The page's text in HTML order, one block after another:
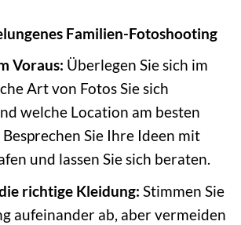
Familien-Fotoshooting
Voraus: Überlegen Sie sich im
Art von Fotos Sie sich
welche Location am besten
Sie Ihre Ideen mit
und lassen Sie sich beraten.
richtige Kleidung: Stimmen Sie
aufeinander ab, aber vermeiden